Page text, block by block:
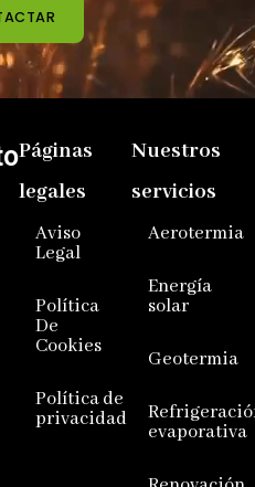
Páginas
legales
Aviso
Legal
Política
De
Cookies
Política de
privacidad
Nuestros
servicios
Aerotermia
Energía
solar
Geotermia
evaporativa